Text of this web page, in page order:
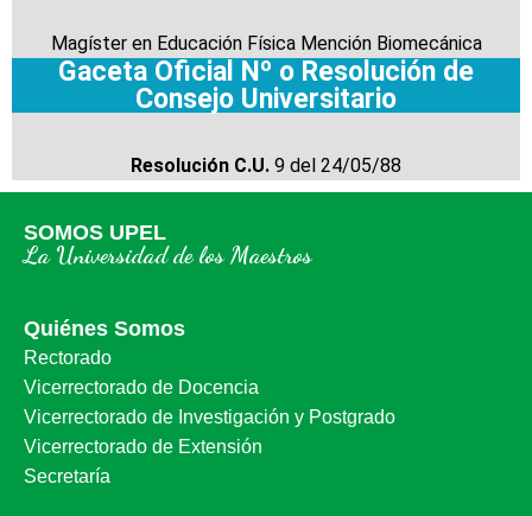
Magíster en Educación Física Mención Biomecánica
Gaceta Oficial Nº o Resolución de
Consejo Universitario
Resolución C.U. 9 del 24/05/88
SOMOS UPEL
La Universidad de los Maestros
Quiénes Somos
Rectorado
Vicerrectorado de Docencia
Vicerrectorado de Investigación y Postgrado
Vicerrectorado de Extensión
Secretaría